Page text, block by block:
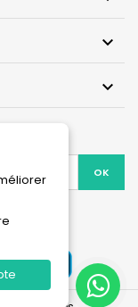

